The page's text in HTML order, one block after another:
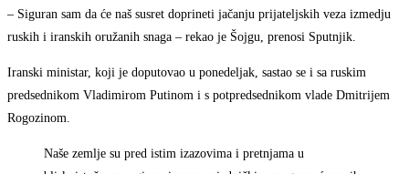
– Siguran sam da će naš susret doprineti jačanju prijateljskih veza izmedju
ruskih i iranskih oružanih snaga – rekao je Šojgu, prenosi Sputnjik.
Iranski ministar, koji je doputovao u ponedeljak, sastao se i sa ruskim
predsednikom Vladimirom Putinom i s potpredsednikom vlade Dmitrijem
Rogozinom.
Naše zemlje su pred istim izazovima i pretnjama u